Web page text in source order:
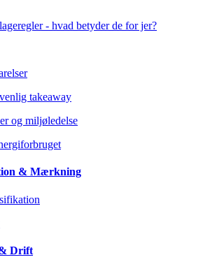
- hvad betyder de for jer?
takeaway
og miljøledelse
& Mærkning
Drift